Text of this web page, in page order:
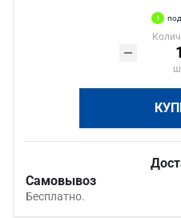
Самовывоз
Бесплатно.